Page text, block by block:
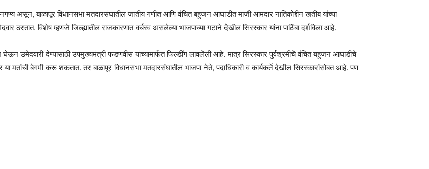
असून, बाळापूर विधानसभा मतदारसंघातील जातीय गणीत आणि वंचित बहुजन आघाडीत माजी आमदार नातिकोद्दीन खतीब यांच्या
विशेष म्हणजे जिल्ह्यातील राजकारणात वर्चस्व असलेल्या भाजपाच्या गटाने देखील सिरस्कार यांना पाठिंबा दर्शविला आहे.
उमेदवारी देण्यासाठी उपमुख्यमंत्री फडणवीस यांच्यामार्फत फिल्डींग लावलेली आहे. मात्र सिरस्कार पुर्वश्रमीचे वंचित बहुजन आघाडीचे
बेगमी करू शकतात. तर बाळापूर विधानसभा मतदारसंघातील भाजपा नेते, पदाधिकारी व कार्यकर्ते देखील सिरस्कारांसोबत आहे. पण